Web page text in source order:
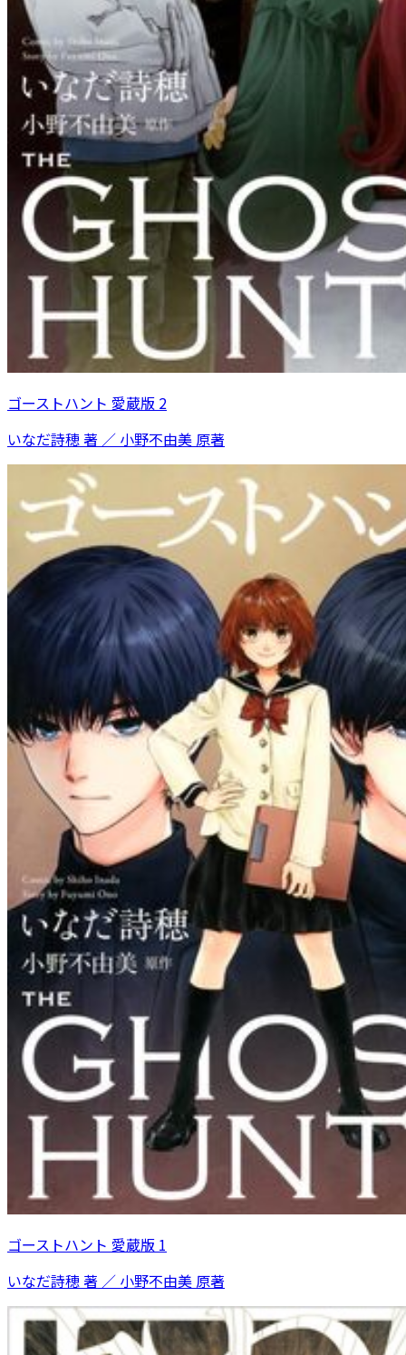
ゴーストハント 愛蔵版 2
いなだ詩穂 著 ／ 小野不由美 原著
ゴーストハント 愛蔵版 1
いなだ詩穂 著 ／ 小野不由美 原著